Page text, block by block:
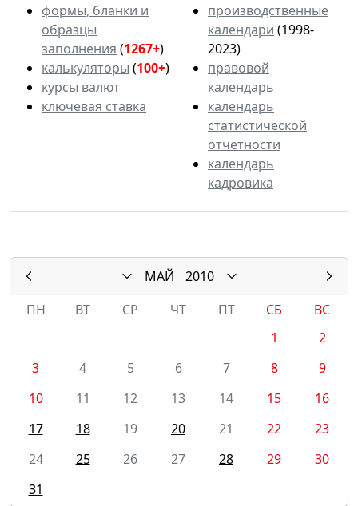
формы, бланки и
образцы
заполнения (1267+)
калькуляторы (100+)
курсы валют
ключевая ставка
производственные
календари (1998-
2023)
правовой
календарь
календарь
статистической
отчетности
календарь
кадровика
МАЙ
2010
ПН
ВТ СР ЧТ ПТ СБ
ВС
1
2
3
4 5 6 7 8
9
10
11 12 13 14 15
16
17
18 19 20 21 22
23
24
25 26 27 28 29
30
31